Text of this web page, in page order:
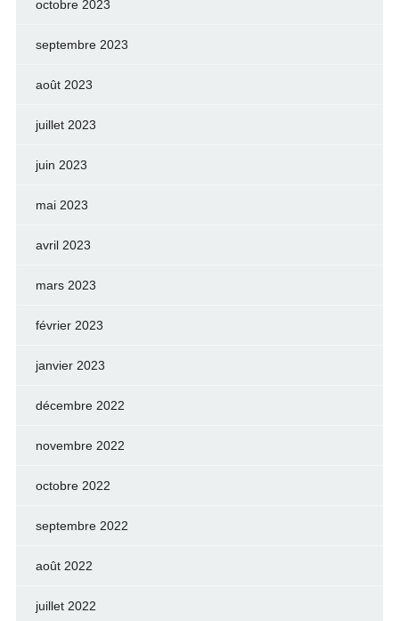
octobre 2023
septembre 2023
août 2023
juillet 2023
juin 2023
mai 2023
avril 2023
mars 2023
février 2023
janvier 2023
décembre 2022
novembre 2022
octobre 2022
septembre 2022
août 2022
juillet 2022